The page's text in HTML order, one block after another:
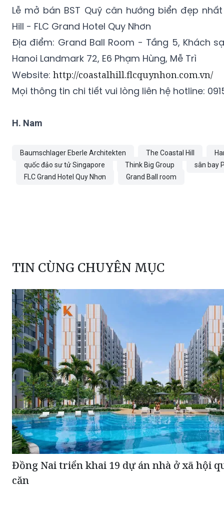
Lễ mở bán BST Quỹ căn hướng biển đẹp
Hill - FLC Grand Hotel Quy Nhơn
Địa điểm: Grand Ball Room - Tầng 5, Khách
Hanoi Landmark 72, E6 Phạm Hùng, Mễ Trì
Website: http://coastalhill.flcquynhon.com.vn/
Mọi thông tin chi tiết vui lòng liên hệ hotline:
H. Nam
Baumschlager Eberle Architekten The Coastal Hill
quốc đảo sư tử Singapore
Think Big Group
sân bay
FLC Grand Hotel Quy Nhơn
Grand Ball room
TIN CÙNG CHUYÊN MỤC
Đồng Nai triển khai 19 dự án nhà ở xã hội
căn